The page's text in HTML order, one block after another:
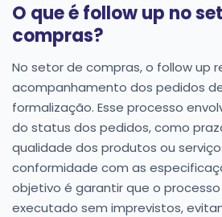
O que é follow up no
compras?
No setor de compras, o follow up
acompanhamento dos pedidos
formalização. Esse processo
do status dos pedidos, como
qualidade dos produtos ou
conformidade com as
objetivo é garantir que o
executado sem imprevistos,